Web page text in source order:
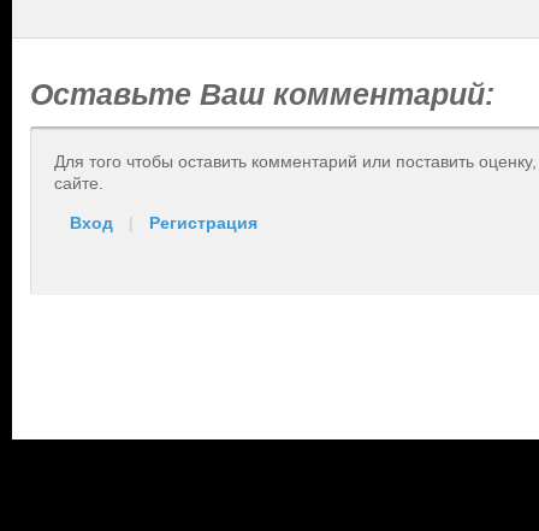
Оставьте Ваш комментарий:
Для того чтобы оставить комментарий или поставить
сайте.
Вход | Регистрация